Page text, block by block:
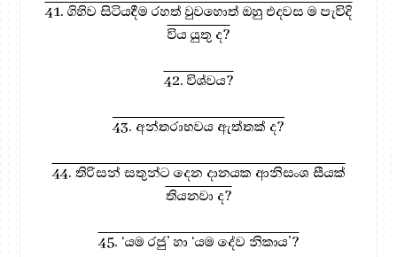
41. ගිහිව සිටියදීම රහත් වුවහොත් ඔහු එදවස ම පැවිදි
විය යුතු ද?
42. විශ්වය?
43. අන්තරාභවය ඇත්තක් ද?
44. තිරිසන් සතුන්ට දෙන දානයක ආනිසංශ සීයක්
තියනවා ද?
45. ‘යම රජු’ හා ‘යම දේව නිකාය’?